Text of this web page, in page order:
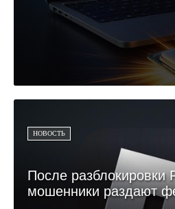
НОВОСТЬ
После разблокировки
мошенники раздают